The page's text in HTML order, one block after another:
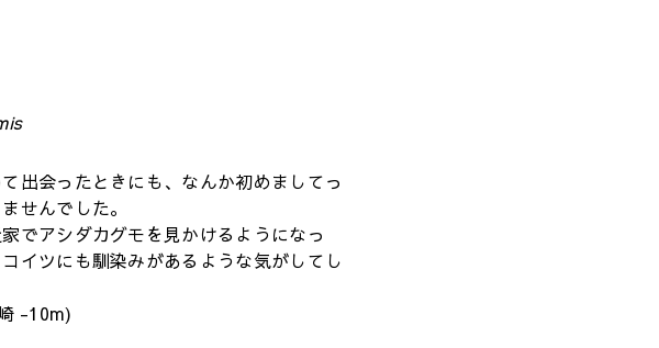
出会ったときにも、なんか初めましてっ
せんでした。
でアシダカグモを見かけるようになっ
イツにも馴染みがあるような気がしてし
-10m)